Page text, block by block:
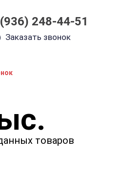
248-44-51
Заказать звонок
товаров